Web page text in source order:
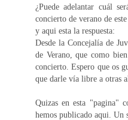
¿Puede adelantar cuál
concierto de verano de
y aqui esta la respuesta:
Desde la Concejalía de
de Verano, que como
concierto. Espero que os
que darle vía libre a otras
Quizas en esta "pagina"
hemos publicado aqui. Un